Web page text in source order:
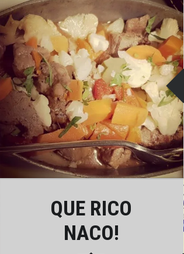
Continuar a ler“Ilhada de Vitela na Brasa, do Barroso claro!”
…
QUE RICO
NACO!